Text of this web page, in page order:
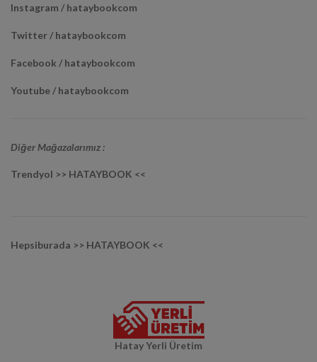
Instagram / hataybookcom
Twitter / hataybookcom
Facebook / hataybookcom
Youtube / hataybookcom
Diğer Mağazalarımız :
Trendyol >> HATAYBOOK <<
Hepsiburada >> HATAYBOOK <<
Hatay Yerli Üretim